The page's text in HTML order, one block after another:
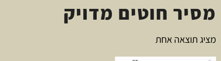
מסיר חוטים מדויק
מציג תוצאה אחת